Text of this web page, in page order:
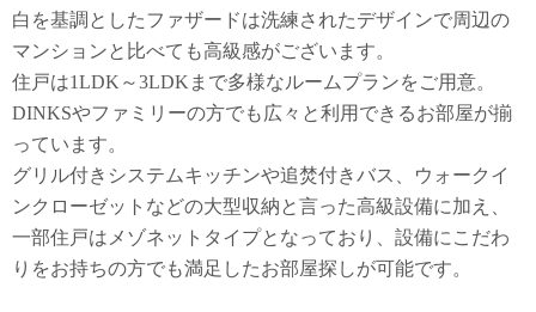
白を基調としたファザードは洗練されたデザインで周辺の
マンションと比べても高級感がございます。
住戸は1LDK～3LDKまで多様なルームプランをご用意。
DINKSやファミリーの方でも広々と利用できるお部屋が揃
っています。
グリル付きシステムキッチンや追焚付きバス、ウォークイ
ンクローゼットなどの大型収納と言った高級設備に加え、
一部住戸はメゾネットタイプとなっており、設備にこだわ
りをお持ちの方でも満足したお部屋探しが可能です。